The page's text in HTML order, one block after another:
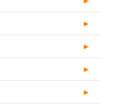
►
►
►
►